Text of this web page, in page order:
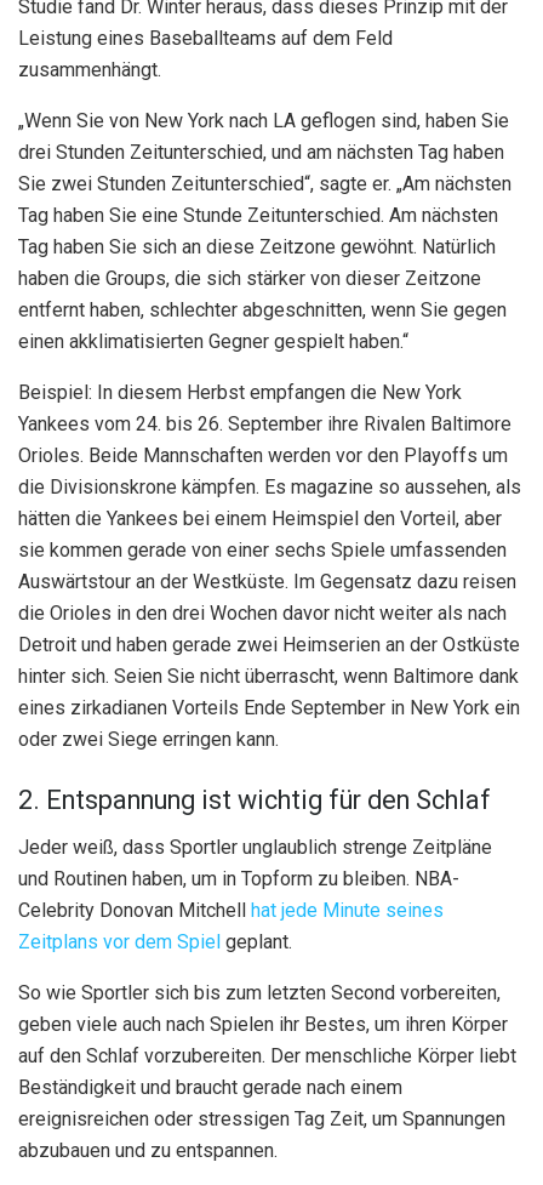
Studie fand Dr. Winter heraus, dass dieses Prinzip mit der
Leistung eines Baseballteams auf dem Feld
zusammenhängt.
„Wenn Sie von New York nach LA geflogen sind, haben Sie
drei Stunden Zeitunterschied, und am nächsten Tag haben
Sie zwei Stunden Zeitunterschied“, sagte er. „Am nächsten
Tag haben Sie eine Stunde Zeitunterschied. Am nächsten
Tag haben Sie sich an diese Zeitzone gewöhnt. Natürlich
haben die Groups, die sich stärker von dieser Zeitzone
entfernt haben, schlechter abgeschnitten, wenn Sie gegen
einen akklimatisierten Gegner gespielt haben.“
Beispiel: In diesem Herbst empfangen die New York
Yankees vom 24. bis 26. September ihre Rivalen Baltimore
Orioles. Beide Mannschaften werden vor den Playoffs um
die Divisionskrone kämpfen. Es magazine so aussehen, als
hätten die Yankees bei einem Heimspiel den Vorteil, aber
sie kommen gerade von einer sechs Spiele umfassenden
Auswärtstour an der Westküste. Im Gegensatz dazu reisen
die Orioles in den drei Wochen davor nicht weiter als nach
Detroit und haben gerade zwei Heimserien an der Ostküste
hinter sich. Seien Sie nicht überrascht, wenn Baltimore dank
eines zirkadianen Vorteils Ende September in New York ein
oder zwei Siege erringen kann.
2. Entspannung ist wichtig für den Schlaf
Jeder weiß, dass Sportler unglaublich strenge Zeitpläne
und Routinen haben, um in Topform zu bleiben. NBA-
Celebrity Donovan Mitchell hat jede Minute seines
Zeitplans vor dem Spiel geplant.
So wie Sportler sich bis zum letzten Second vorbereiten,
geben viele auch nach Spielen ihr Bestes, um ihren Körper
auf den Schlaf vorzubereiten. Der menschliche Körper liebt
Beständigkeit und braucht gerade nach einem
ereignisreichen oder stressigen Tag Zeit, um Spannungen
abzubauen und zu entspannen.